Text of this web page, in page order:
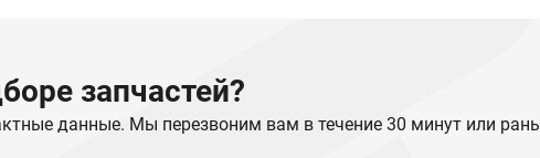
запчастей?
данные. Мы перезвоним вам в течение 30 минут или